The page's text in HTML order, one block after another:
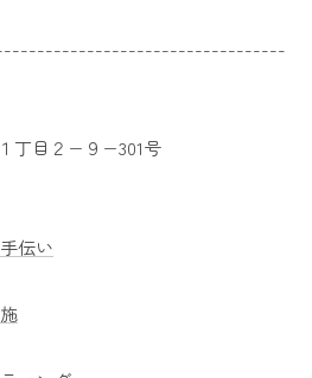
丁目２−９−301号
伝い